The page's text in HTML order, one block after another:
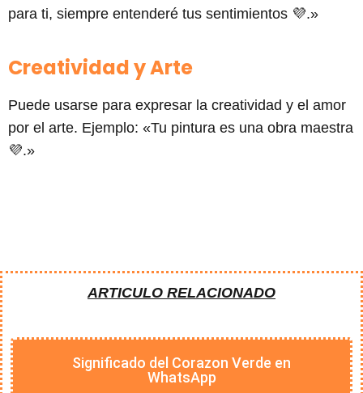
para ti, siempre entenderé tus sentimientos 💜.»
Creatividad y Arte
Puede usarse para expresar la creatividad y el amor
por el arte. Ejemplo: «Tu pintura es una obra maestra
💜.»
ARTICULO RELACIONADO
Significado del Corazon Verde en
WhatsApp